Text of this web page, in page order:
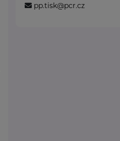
pp.tisk@pcr.cz